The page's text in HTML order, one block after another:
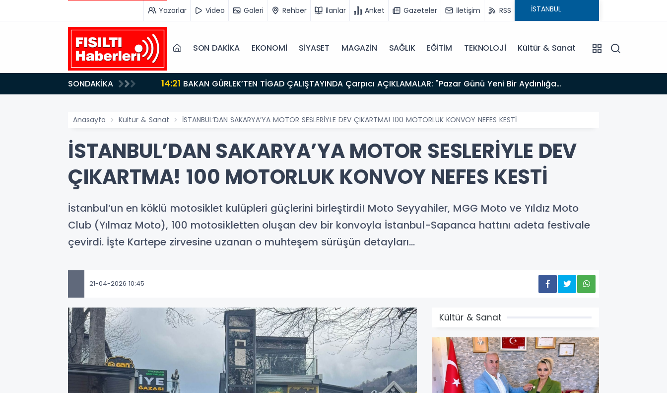
Yazarlar Video Galeri Rehber İlanlar Anket Gazeteler İletişim RSS
SON DAKİKA EKONOMİ SİYASET MAGAZİN SAĞLIK EĞİTİM TEKNOLOJİ Kültür & Sanat
SONDAKİKA 14:21
Uyanacağız"
Anasayfa Kültür & Sanat İSTANBUL’DAN SAKARYA’YA MOTOR SESLERİYLE DEV ÇIKARTMA! 100 MOTORLUK KONVOY NEFES KESTİ
İSTANBUL’DAN SAKARYA’YA MOTOR SESLERİYLE DEV
ÇIKARTMA! 100 MOTORLUK KONVOY NEFES KESTİ
İstanbul’un en köklü motosiklet kulüpleri güçlerini birleştirdi! Moto Seyyahiler, MGG Moto ve Yıldız Moto
Club (Yılmaz Moto), 100 motosikletten oluşan dev bir konvoyla İstanbul-Sapanca hattını adeta festivale
çevirdi. İşte Kartepe zirvesine uzanan o muhteşem sürüşün detayları...
21-04-2026 10:45
Kültür & Sanat